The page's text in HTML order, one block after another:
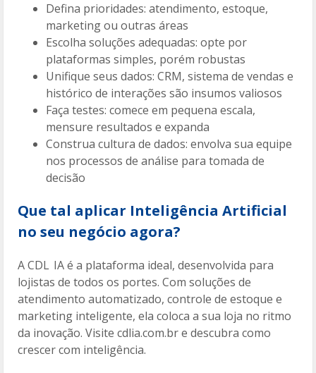
Defina prioridades: atendimento, estoque,
marketing ou outras áreas
Escolha soluções adequadas: opte por
plataformas simples, porém robustas
Unifique seus dados: CRM, sistema de vendas e
histórico de interações são insumos valiosos
Faça testes: comece em pequena escala,
mensure resultados e expanda
Construa cultura de dados: envolva sua equipe
nos processos de análise para tomada de
decisão
Que tal aplicar Inteligência Artificial
no seu negócio agora?
A CDL IA é a plataforma ideal, desenvolvida para
lojistas de todos os portes. Com soluções de
atendimento automatizado, controle de estoque e
marketing inteligente, ela coloca a sua loja no ritmo
da inovação. Visite cdlia.com.br e descubra como
crescer com inteligência.